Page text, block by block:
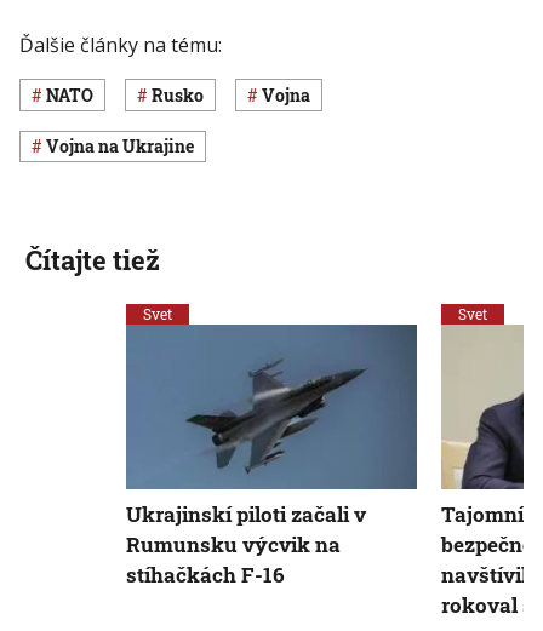
Ďalšie články na tému:
NATO Rusko vojna
vojna na Ukrajine
Čítajte tiež
Svet
Ukrajinskí piloti začali v
Rumunsku výcvik na
stíhačkách F-16
Svet
Tajomník
navštívil
rokoval s